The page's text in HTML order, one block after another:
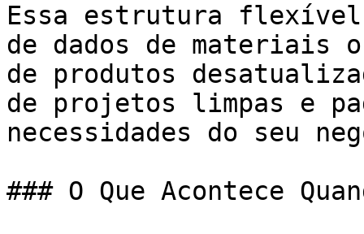
Essa estrutura flexível
de dados de materiais
de produtos
de projetos limpas e
necessidades do seu
### O Que Acontece